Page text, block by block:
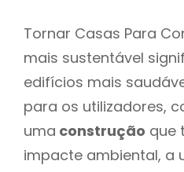
Tornar Casas Para
mais sustentável
edifícios mais
para os utilizadores,
uma construção que
impacte ambiental, a